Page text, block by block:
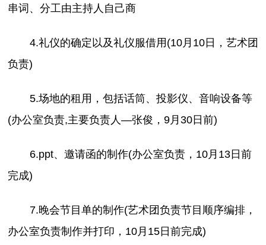
串词、分工由主持人自己商
4.礼仪的确定以及礼仪服借用(10月10日，艺术团
负责)
5.场地的租用，包括话筒、投影仪、音响设备等
(办公室负责,主要负责人—张俊，9月30日前)
6.ppt、邀请函的制作(办公室负责，10月13日前
完成)
7.晚会节目单的制作(艺术团负责节目顺序编排，
办公室负责制作并打印，10月15日前完成)